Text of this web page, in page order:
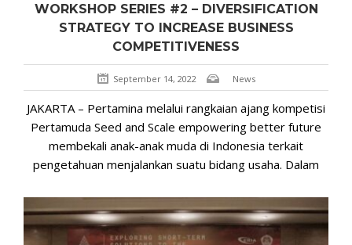
WORKSHOP SERIES #2 – DIVERSIFICATION
STRATEGY TO INCREASE BUSINESS
COMPETITIVENESS
September 14, 2022 News
JAKARTA – Pertamina melalui rangkaian ajang kompetisi
Pertamuda Seed and Scale empowering better future
membekali anak-anak muda di Indonesia terkait
pengetahuan menjalankan suatu bidang usaha. Dalam